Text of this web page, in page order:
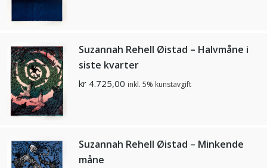
Suzannah Rehell Øistad – Halvmåne i
siste kvarter
kr 4.725,00 inkl. 5% kunstavgift
Suzannah Rehell Øistad – Minkende
måne